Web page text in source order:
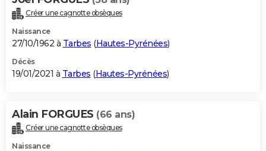
Créer une cagnotte obsèques
Naissance
27/10/1962 à Tarbes (Hautes-Pyrénées)
Décès
19/01/2021 à Tarbes (Hautes-Pyrénées)
Alain FORGUES (66 ans)
Créer une cagnotte obsèques
Naissance